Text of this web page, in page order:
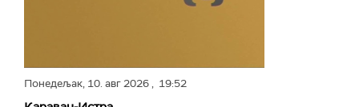
Понедељак, 10. авг 2026, 19:52